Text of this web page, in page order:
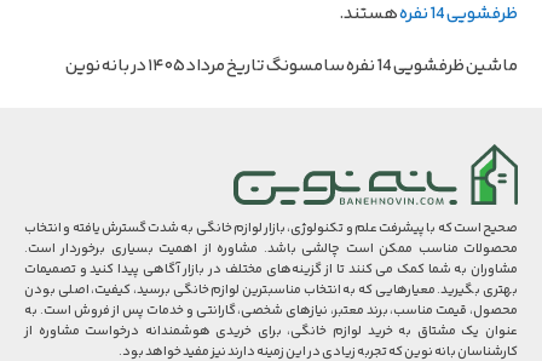
ظرفشویی 14 نفره
هستند.
ماشین ظرفشویی 14 نفره سامسونگ تاریخ مرداد ۱۴۰۵ در بانه نوین
صحیح است که با پیشرفت علم و تکنولوژی، بازار لوازم خانگی به شدت گسترش یافته و انتخاب
محصولات مناسب ممکن است چالشی باشد. مشاوره از اهمیت بسیاری برخوردار است.
مشاوران به شما کمک می کنند تا از گزینه‌های مختلف در بازار آگاهی پیدا کنید و تصمیمات
بهتری بگیرید. معیارهایی که به انتخاب مناسبترین لوازم خانگی برسید، کیفیت، اصلی بودن
محصول، قیمت مناسب، برند معتبر، نیازهای شخصی، گارانتی و خدمات پس از فروش است. به
عنوان یک مشتاق به خرید لوازم خانگی، برای خریدی هوشمندانه درخواست مشاوره از
کارشناسان بانه نوین که تجربه زیادی در این زمینه دارند نیز مفید خواهد بود.